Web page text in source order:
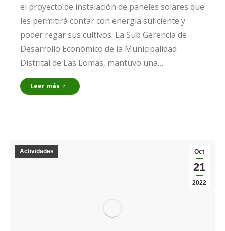
el proyecto de instalación de paneles solares que
les permitirá contar con energía suficiente y
poder regar sus cultivos. La Sub Gerencia de
Desarrollo Económico de la Municipalidad
Distrital de Las Lomas, mantuvo una…
Leer más
Oct
21
2022
Actividades